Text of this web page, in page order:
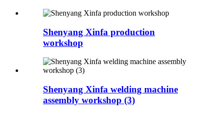
Shenyang Xinfa production
workshop
Shenyang Xinfa welding machine
assembly workshop (3)